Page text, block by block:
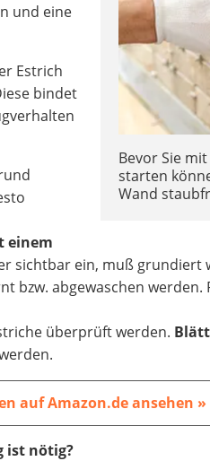
Bevor Sie
starten
Wand
und eine
Estrich
bindet
einem
sichtbar ein, muß grundiert
bzw. abgewaschen werden.
überprüft werden.
auf Amazon.de ansehen »
ist nötig?